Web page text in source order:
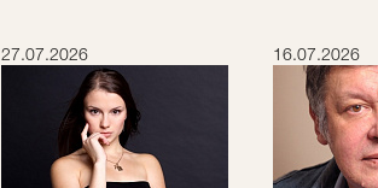
27.07.2026 16.07.2026